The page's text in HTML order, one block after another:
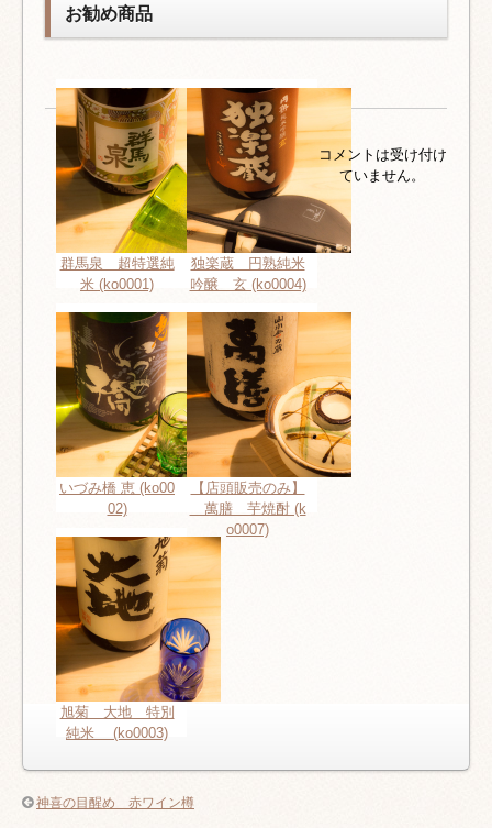
お勧め商品
群馬泉 超特選純
米 (ko0001)
独楽蔵 円熟純米
吟醸 玄 (ko0004)
いづみ橋 恵 (ko00
02)
【店頭販売のみ】
萬膳 芋焼酎 (k
o0007)
旭菊 大地 特別
純米 (ko0003)
コメントは受け付け
ていません。
神喜の目醒め 赤ワイン樽